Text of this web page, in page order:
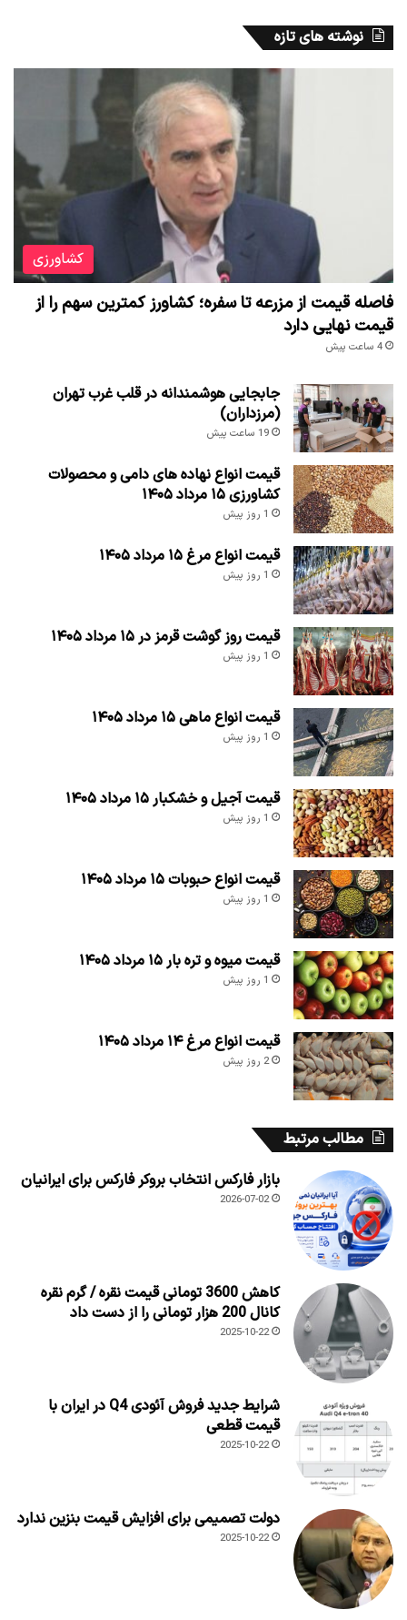
نوشته های تازه
کشاورزی
فاصله قیمت از مزرعه تا سفره؛ کشاورز کمترین سهم را از
قیمت نهایی دارد
4 ساعت پیش
جابجایی هوشمندانه در قلب غرب تهران
(مرزداران)
19 ساعت پیش
قیمت انواع نهاده های دامی و محصولات
کشاورزی ۱۵ مرداد ۱۴۰۵
1 روز پیش
قیمت انواع مرغ ۱۵ مرداد ۱۴۰۵
1 روز پیش
قیمت روز گوشت قرمز در ۱۵ مرداد ۱۴۰۵
1 روز پیش
قیمت انواع ماهی ۱۵ مرداد ۱۴۰۵
1 روز پیش
قیمت آجیل و خشکبار ۱۵ مرداد ۱۴۰۵
1 روز پیش
قیمت انواع حبوبات ۱۵ مرداد ۱۴۰۵
1 روز پیش
قیمت میوه و تره بار ۱۵ مرداد ۱۴۰۵
1 روز پیش
قیمت انواع مرغ ۱۴ مرداد ۱۴۰۵
2 روز پیش
مطالب مرتبط
بازار فارکس انتخاب بروکر فارکس برای ایرانیان
2026-07-02
کاهش 3600 تومانی قیمت نقره / گرم نقره
کانال 200 هزار تومانی را از دست داد
2025-10-22
شرایط جدید فروش آئودی Q4 در ایران با
قیمت قطعی
2025-10-22
دولت تصمیمی برای افزایش قیمت بنزین ندارد
2025-10-22